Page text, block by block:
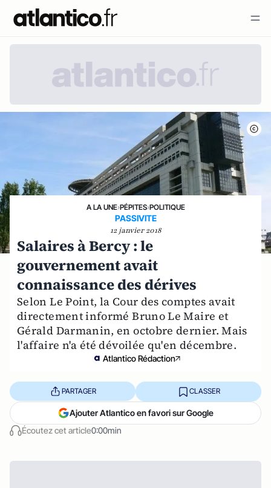
A LA UNE›PÉPITES›POLITIQUE
PASSIVITE
12 janvier 2018
Salaires à Bercy : le
gouvernement avait
connaissance des dérives
Selon Le Point, la Cour des comptes avait
directement informé Bruno Le Maire et
Gérald Darmanin, en octobre dernier. Mais
l'affaire n'a été dévoilée qu'en décembre.
Atlantico Rédaction
Écoutez cet article0:00min
PARTAGER CLASSER
Ajouter Atlantico en favori sur Google